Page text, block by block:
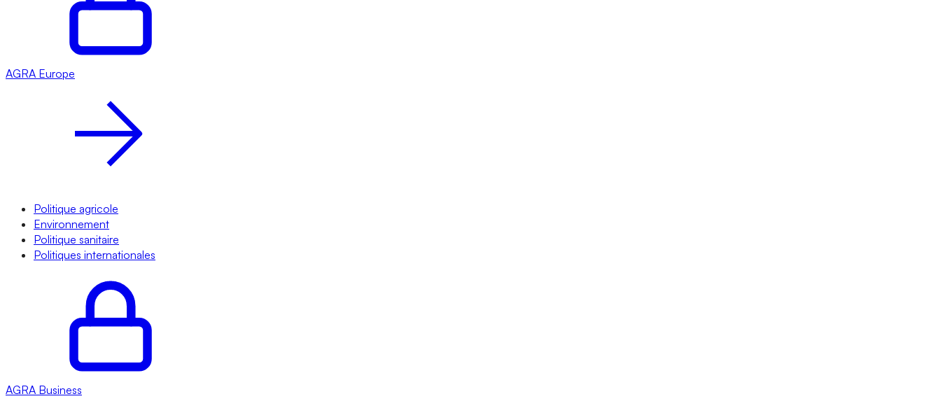
AGRA Europe
Politique agricole
Environnement
Politique sanitaire
Politiques internationales
AGRA Business